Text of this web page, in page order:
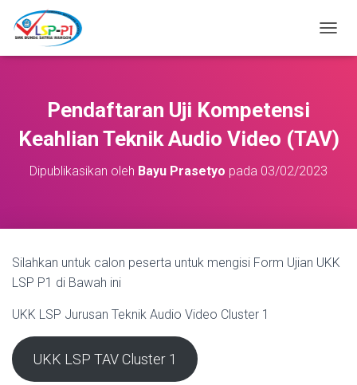
O
N
A
Pendaftaran Uji Kompetensi
Keahlian Teknik Audio Video (TAV)
Dipublikasikan oleh Bayu Prasetyo pada 03/02/2023
Silahkan untuk calon peserta untuk mengisi Form Ujian UKK
LSP P1 di Bawah ini
UKK LSP Jurusan Teknik Audio Video Cluster 1
UKK LSP TAV Cluster 1